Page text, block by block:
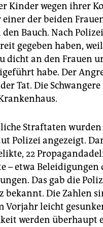
Kinder wegen ihrer
der beiden
den Bauch. Nach
gegeben haben,
dicht an den Frauen
habe. Der
Tat. Die
Straftaten
Polizei angezeigt.
22
– etwa Beleidigungen
Das gab die
bekannt. Die Zahlen
Vorjahr leicht
werden überhaupt